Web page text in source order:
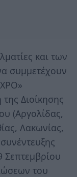
και των
συμμετέχουν
Διοίκησης
(Αργολίδας,
Λακωνίας,
του